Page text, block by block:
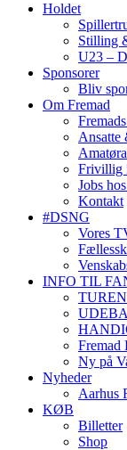
Holdet
Stilling
U23 –
Sponsorer
Bliv
Om Fremad
Ansatte
Frivillig
Jobs
Kontakt
#DSNG
Vores
INFO TIL
Fremad
Ny på
Nyheder
Aarhus
KØB
Billetter
Shop